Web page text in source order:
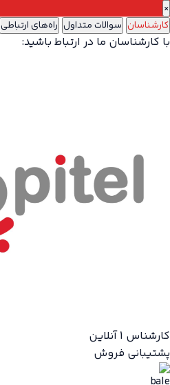
×
کارشناسان سوالات متداول راه‌های ارتباطی
با کارشناسان ما در ارتباط باشید:
کارشناس 1 آنلاین
پشتیبانی فروش